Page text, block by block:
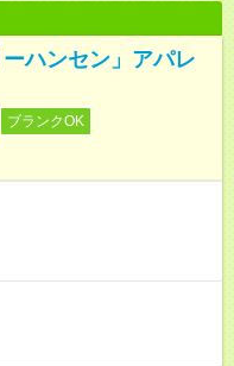
ハンセン」アパレ
ブランクOK